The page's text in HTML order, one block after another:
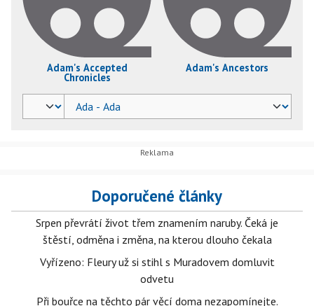
Adam's Accepted
Chronicles
Adam's Ancestors
Doporučené články
Srpen převrátí život třem znamením naruby. Čeká je
štěstí, odměna i změna, na kterou dlouho čekala
Vyřízeno: Fleury už si stihl s Muradovem domluvit
odvetu
Při bouřce na těchto pár věcí doma nezapomínejte.